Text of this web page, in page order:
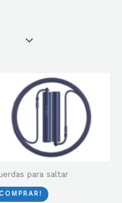
para saltar
COMPRAR!